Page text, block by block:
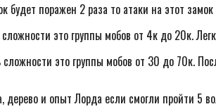
будет поражен 2 раза то атаки на этот
сложности это группы мобов от 4к до 20к.
сложности это группы мобов от 30 до 70к.
дерево и опыт Лорда если смогли пройти 5